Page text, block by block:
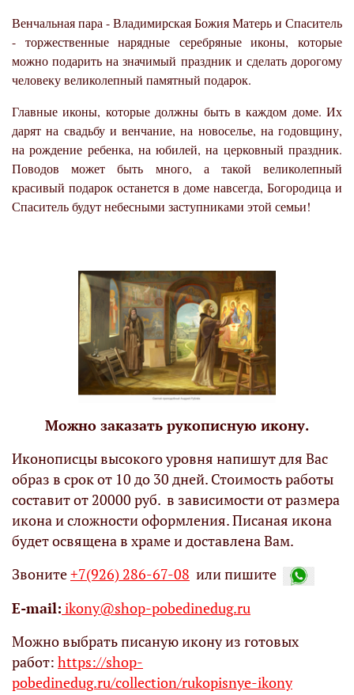
Венчальная пара - Владимирская Божия Матерь и Спаситель
- торжественные нарядные серебряные иконы, которые
можно подарить на значимый праздник и сделать дорогому
человеку великолепный памятный подарок.
Главные иконы, которые должны быть в каждом доме. Их
дарят на свадьбу и венчание, на новоселье, на годовщину,
на рождение ребенка, на юбилей, на церковный праздник.
Поводов может быть много, а такой великолепный
красивый подарок останется в доме навсегда, Богородица и
Спаситель будут небесными заступниками этой семьи!
Можно заказать рукописную икону.
Иконописцы высокого уровня напишут для Вас
образ в срок от 10 до 30 дней. Стоимость работы
составит от 20000 руб. в зависимости от размера
икона и сложности оформления. Писаная икона
будет освящена в храме и доставлена Вам.
Звоните+7(926) 286-67-08 или пишите
Е-mail: ikony@shop-pobedinedug.ru
Можно выбрать писаную икону из готовых
работ: https://shop-
pobedinedug.ru/collection/rukopisnye-ikony